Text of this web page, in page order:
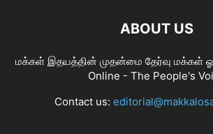
ABOUT US
மக்கள் இதயத்தின் முதன்மை தேர்வு மக்கள்
Online - The People's
Contact us: